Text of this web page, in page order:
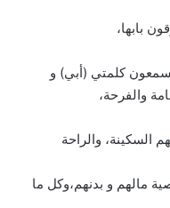
بابها،
كلمتي (أبي) و
والفرحة،
والراحة
مالهم و بدنهم،وكل ما